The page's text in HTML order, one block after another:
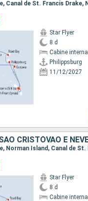
Star Flyer
8 d
Cabine interna
Philippsburg
11/12/2027
Star Flyer
8 d
Cabine interna